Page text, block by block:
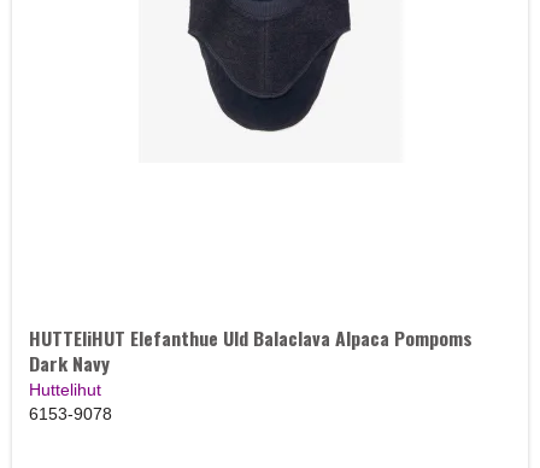
HUTTEliHUT Elefanthue Uld Balaclava Alpaca Pompoms
Dark Navy
Huttelihut
6153-9078